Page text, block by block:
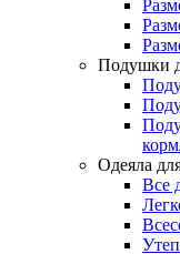
Подушки
Одеяла
Все